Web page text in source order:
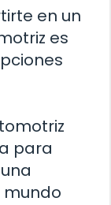
en un
es
para